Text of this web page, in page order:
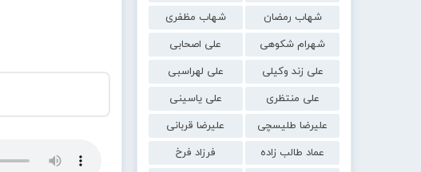
شهاب رمضان
شهاب مظفری
شهرام شکوهی
علی اصحابی
علی زند وکیلی
علی لهراسبی
علی منتظری
علی یاسینی
علیرضا طلیسچی
علیرضا قربانی
عماد طالب زاده
فرزاد فرخ